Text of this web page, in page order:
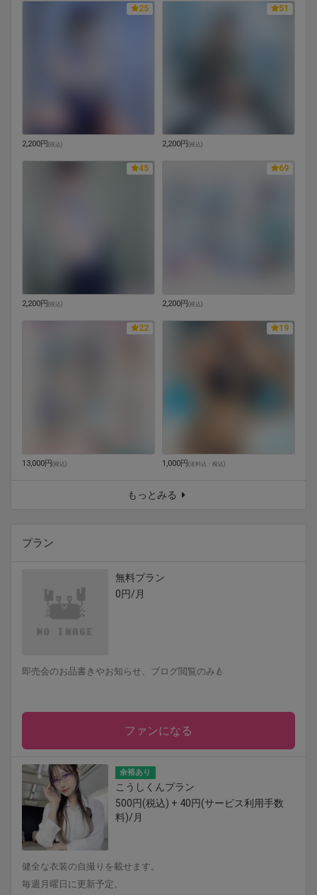
25
2,200円(税込)
51
2,200円(税込)
45
2,200円(税込)
69
2,200円(税込)
22
13,000円(税込)
19
1,000円(送料込・税込)
もっとみる
プラン
無料プラン
0円/月
即売会のお品書きやお知らせ、ブログ閲覧のみ🍐
ファンになる
余裕あり
こうしくんプラン
500円(税込) + 40円(サービス利用手数
料)/月
健全な衣装の自撮りを載せます。
毎週月曜日に更新予定。